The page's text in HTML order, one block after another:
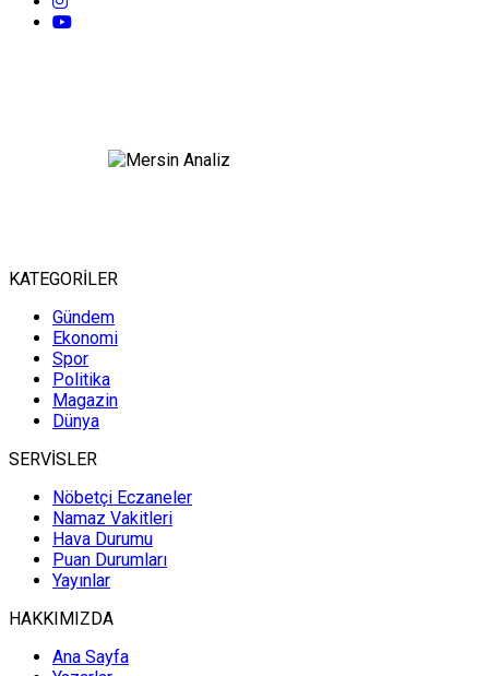
KATEGORİLER
Gündem
Ekonomi
Spor
Politika
Magazin
Dünya
SERVİSLER
Nöbetçi Eczaneler
Namaz Vakitleri
Hava Durumu
Puan Durumları
Yayınlar
HAKKIMIZDA
Ana Sayfa